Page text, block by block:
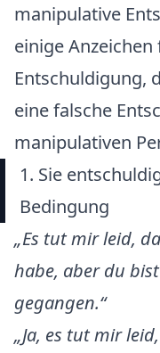
manipulative
einige
Entschuldigung,
eine falsche
manipulativen
1. Sie
Bedingung
„Es tut mir leid,
habe, aber du
gegangen.“
„Ja, es tut mir